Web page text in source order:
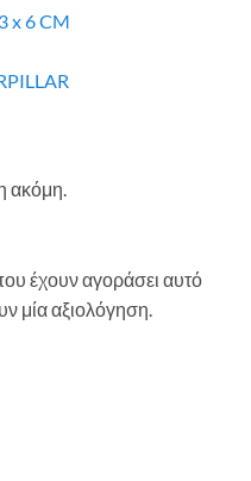
x 6 CM
ακόμη.
έχουν αγοράσει αυτό
μία αξιολόγηση.